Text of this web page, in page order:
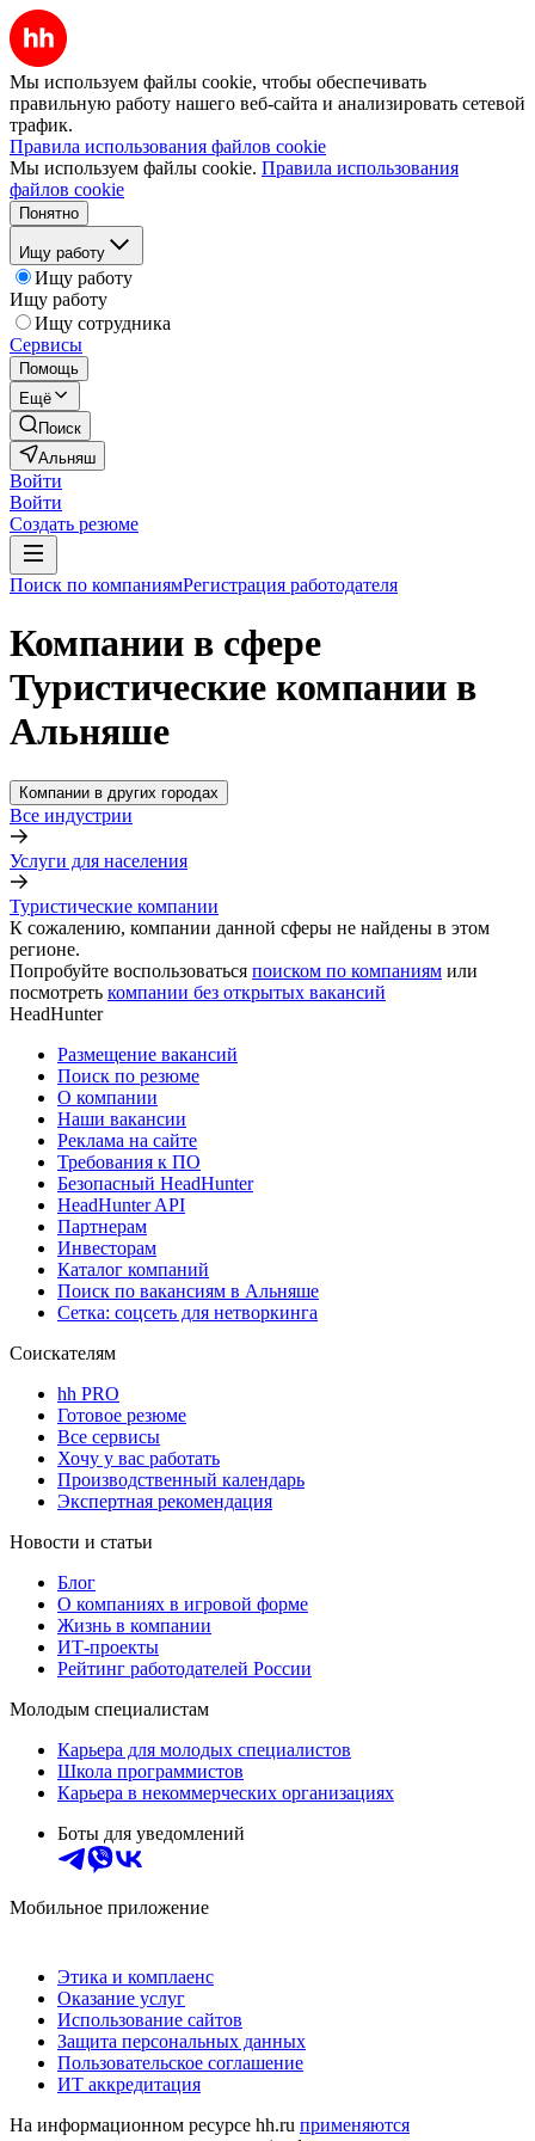
Мы используем файлы cookie, чтобы обеспечивать
правильную работу нашего веб-сайта и анализировать сетевой
трафик.
Правила использования файлов cookie
Мы используем файлы cookie. Правила использования
файлов cookie
Понятно
Ищу работу
Ищу работу
Ищу работу
Ищу сотрудника
Сервисы
Помощь
Ещё
Поиск
Альняш
Войти
Войти
Создать резюме
Поиск по компаниямРегистрация работодателя
Компании в сфере
Туристические компании в
Альняше
Компании в других городах
Все индустрии
Услуги для населения
Туристические компании
К сожалению, компании данной сферы не найдены в этом
регионе.
Попробуйте воспользоваться поиском по компаниям или
посмотреть компании без открытых вакансий
HeadHunter
Размещение вакансий
Поиск по резюме
О компании
Наши вакансии
Реклама на сайте
Требования к ПО
Безопасный HeadHunter
HeadHunter API
Партнерам
Инвесторам
Каталог компаний
Поиск по вакансиям в Альняше
Сетка: соцсеть для нетворкинга
Соискателям
hh PRO
Готовое резюме
Все сервисы
Хочу у вас работать
Производственный календарь
Экспертная рекомендация
Новости и статьи
Блог
О компаниях в игровой форме
Жизнь в компании
ИТ-проекты
Рейтинг работодателей России
Молодым специалистам
Карьера для молодых специалистов
Школа программистов
Карьера в некоммерческих организациях
Боты для уведомлений
Мобильное приложение
Этика и комплаенс
Оказание услуг
Использование сайтов
Защита персональных данных
Пользовательское соглашение
ИТ аккредитация
На информационном ресурсе hh.ru применяются